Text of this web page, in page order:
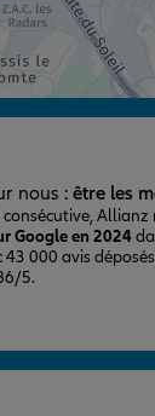
nous : être les
consécutive,
Google en 2024
43 000 avis
5.